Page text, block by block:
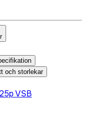
och storlekar
VSB